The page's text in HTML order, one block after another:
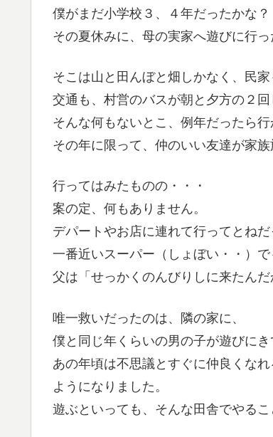
僕がまだ小学校３、４年だったかな？
その夏休みに、母の実家へ遊びに行っ
そこは山と田んぼと畑しかなく、民家
交通も、村営のバスが朝と夕方の２回
そんな何もないとこ、例年だったら行
その年に限って、仲のいい友達が家
行ってはみたものの・・・
案の定、何もありません。
デパートやお店に連れて行ってとねだ
一番近いスーパー（しょぼい・・）で
父は「せっかくのんびりしに来たん
唯一救いだったのは、隣の家に、
僕と同じ年くらいの男の子が遊びにき
あの年頃は不思議とすぐに仲良くな
ようになりました。
遊ぶといっても、そんな田舎でやる